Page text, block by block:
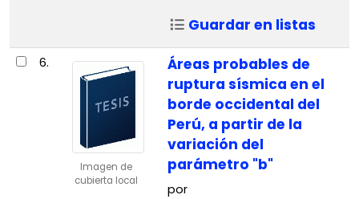
Guardar en listas
6.
Imagen de
cubierta local
Áreas probables de
ruptura sísmica en el
borde occidental del
Perú, a partir de la
variación del
parámetro "b"
por